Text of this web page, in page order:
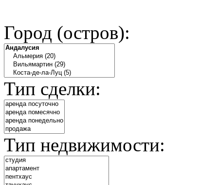
Город (остров):
Тип сделки:
Тип недвижимости: